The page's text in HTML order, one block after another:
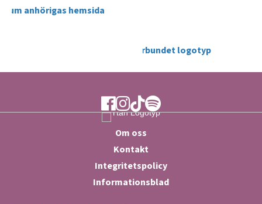
Ytan Facebook
Ytan Instagram
Ytan TikTok
Ytan Spotify
Om oss
Kontakt
Integritetspolicy
Informationsblad